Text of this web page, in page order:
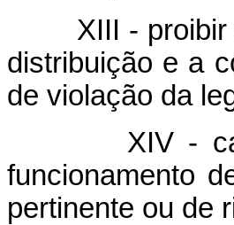
XIII - proibir a
distribuição e a
de violação da
XIV -
funcionamento
pertinente ou de